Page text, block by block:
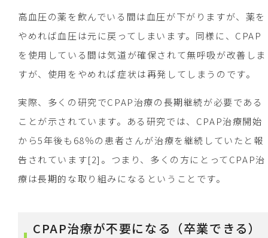
高血圧の薬を飲んでいる間は血圧が下がりますが、薬を
やめれば血圧は元に戻ってしまいます。同様に、CPAP
を使用している間は気道が確保されて無呼吸が改善しま
すが、使用をやめれば症状は再発してしまうのです。
実際、多くの研究でCPAP治療の長期継続が必要である
ことが示されています。ある研究では、CPAP治療開始
から5年後も68％の患者さんが治療を継続していたと報
告されています[2]。つまり、多くの方にとってCPAP治
療は長期的な取り組みになるということです。
CPAP治療が不要になる（卒業できる）